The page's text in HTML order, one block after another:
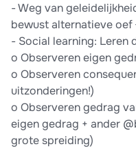
- Weg van
bewust alternatieve
- Social learning: Leren
o Observeren eigen
o Observeren
uitzonderingen!)
o Observeren gedrag
eigen gedrag + ander
grote spreiding)